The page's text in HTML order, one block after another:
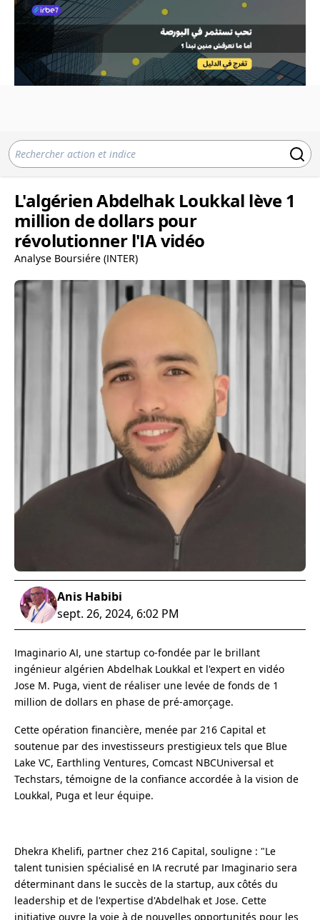
L'algérien Abdelhak Loukkal lève 1
million de dollars pour
révolutionner l'IA vidéo
Analyse Boursiére (INTER)
Anis Habibi
sept. 26, 2024, 6:02 PM
Imaginario AI, une startup co-fondée par le brillant
ingénieur algérien Abdelhak Loukkal et l'expert en vidéo
Jose M. Puga, vient de réaliser une levée de fonds de 1
million de dollars en phase de pré-amorçage.
Cette opération financière, menée par 216 Capital et
soutenue par des investisseurs prestigieux tels que Blue
Lake VC, Earthling Ventures, Comcast NBCUniversal et
Techstars, témoigne de la confiance accordée à la vision de
Loukkal, Puga et leur équipe.
Dhekra Khelifi, partner chez 216 Capital, souligne : "Le
talent tunisien spécialisé en IA recruté par Imaginario sera
déterminant dans le succès de la startup, aux côtés du
leadership et de l'expertise d'Abdelhak et Jose. Cette
initiative ouvre la voie à de nouvelles opportunités pour les